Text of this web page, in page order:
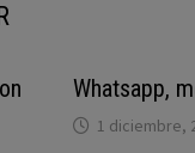
Whatsapp,
1 diciembre,